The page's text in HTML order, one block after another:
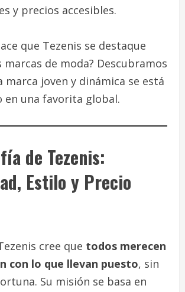
y precios accesibles.
que Tezenis se destaque
de moda? Descubramos
marca joven y dinámica se está
en una favorita global.
de Tezenis:
Estilo y Precio
cree que todos merecen
con lo que llevan puesto, sin
Su misión se basa en